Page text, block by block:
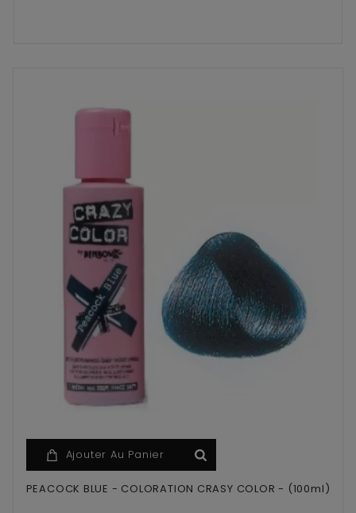
Ajouter Au Panier
PEACOCK BLUE - COLORATION CRASY COLOR - (100ml)